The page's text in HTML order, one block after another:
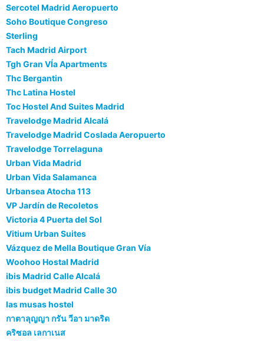
Sercotel Madrid Aeropuerto
Soho Boutique Congreso
Sterling
Tach Madrid Airport
Tgh Gran VÍa Apartments
Thc Bergantin
Thc Latina Hostel
Toc Hostel And Suites Madrid
Travelodge Madrid Alcalá
Travelodge Madrid Coslada Aeropuerto
Travelodge Torrelaguna
Urban Vida Madrid
Urban Vida Salamanca
Urbansea Atocha 113
VP Jardín de Recoletos
Victoria 4 Puerta del Sol
Vitium Urban Suites
Vázquez de Mella Boutique Gran Vía
Woohoo Hostal Madrid
ibis Madrid Calle Alcalá
ibis budget Madrid Calle 30
las musas hostel
กาตาลุญญา กรัน วีอา มาดริด
คริซอล เลกาเนส